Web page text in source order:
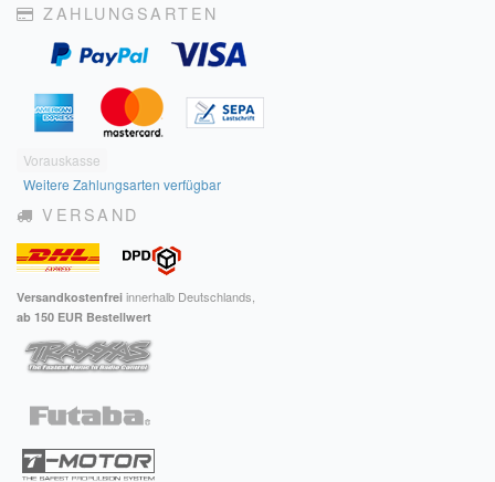
ZAHLUNGSARTEN
Vorauskasse
Weitere Zahlungsarten verfügbar
VERSAND
Versandkostenfrei innerhalb Deutschlands,
ab 150 EUR Bestellwert